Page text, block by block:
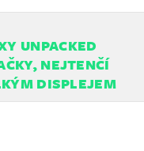
UNPACKED
NEJTENČÍ
DISPLEJEM